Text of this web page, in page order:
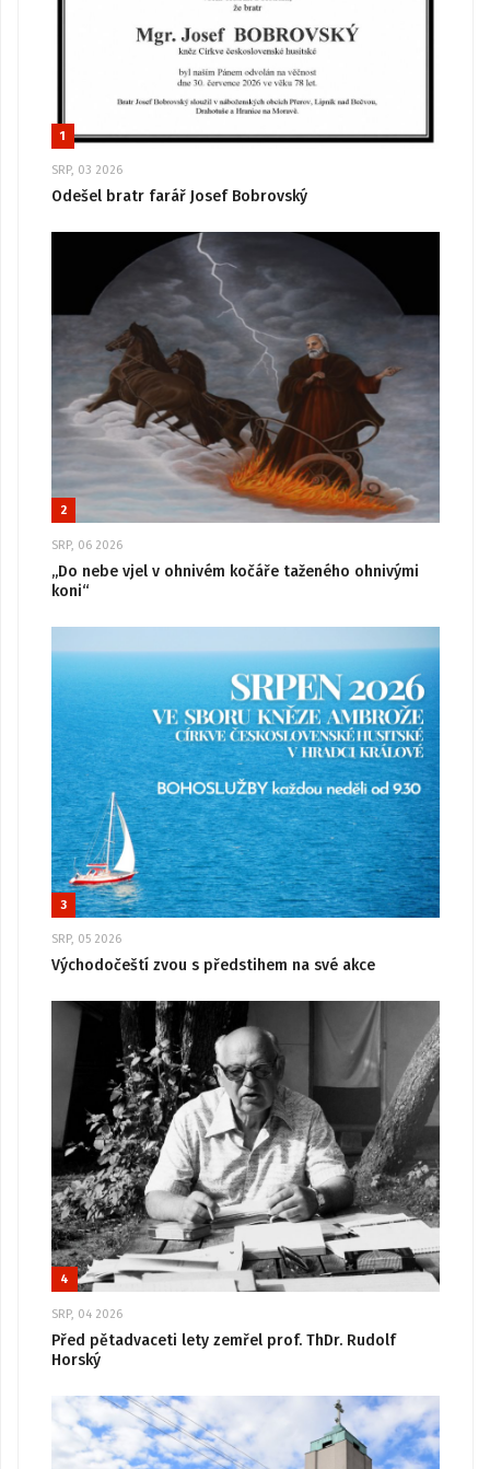
1
SRP, 03 2026
Odešel bratr farář Josef Bobrovský
2
SRP, 06 2026
„Do nebe vjel v ohnivém kočáře taženého ohnivými
koni“
3
SRP, 05 2026
Východočeští zvou s předstihem na své akce
4
SRP, 04 2026
Před pětadvaceti lety zemřel prof. ThDr. Rudolf
Horský